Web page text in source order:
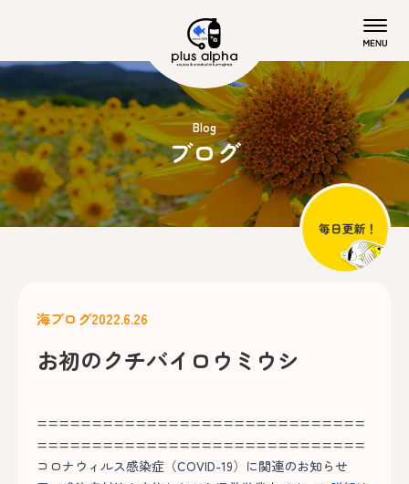
Blog
ブログ
海ブログ2022.6.26
お初のクチバイロウミウシ
==============================
==============================
コロナウィルス感染症（COVID-19）に関連のお知らせ